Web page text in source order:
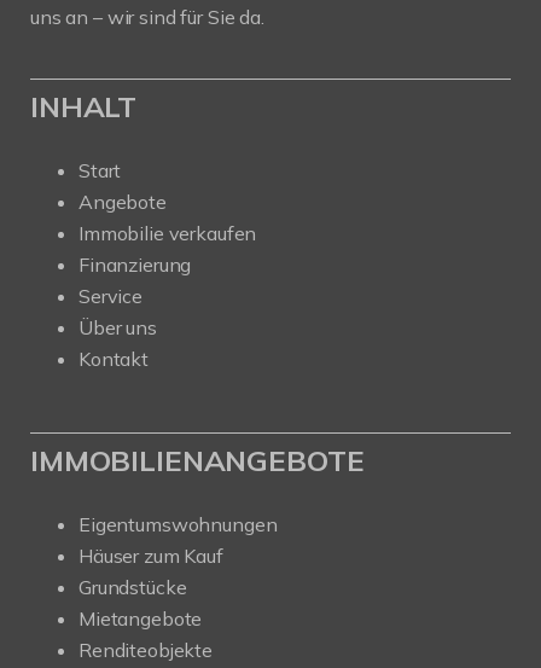
uns an – wir sind für Sie da.
INHALT
Start
Angebote
Immobilie verkaufen
Finanzierung
Service
Über uns
Kontakt
IMMOBILIENANGEBOTE
Eigentumswohnungen
Häuser zum Kauf
Grundstücke
Mietangebote
Renditeobjekte